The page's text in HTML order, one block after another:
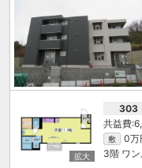
303
敷 0万
3階 ワ